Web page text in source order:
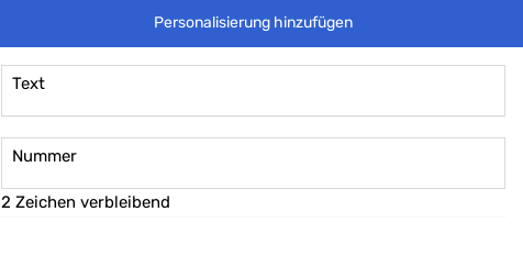
Personalisierung hinzufügen
Text
Nummer
2 Zeichen verbleibend